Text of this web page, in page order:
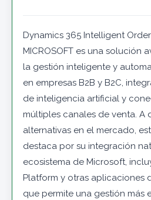
Dynamics 365 Intelligent
MICROSOFT es una solución
la gestión inteligente y
en empresas B2B y B2C,
de inteligencia artificial y
múltiples canales de venta. A
alternativas en el mercado,
destaca por su integración
ecosistema de Microsoft,
Platform y otras aplicaciones
que permite una gestión más